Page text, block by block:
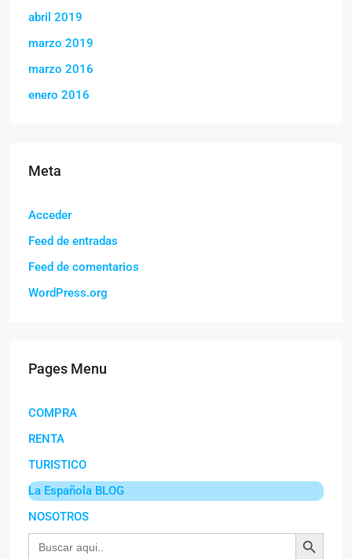
abril 2019
marzo 2019
marzo 2016
enero 2016
Meta
Acceder
Feed de entradas
Feed de comentarios
WordPress.org
Pages Menu
COMPRA
RENTA
TURISTICO
La Española BLOG
NOSOTROS
Buscar:
Botón de